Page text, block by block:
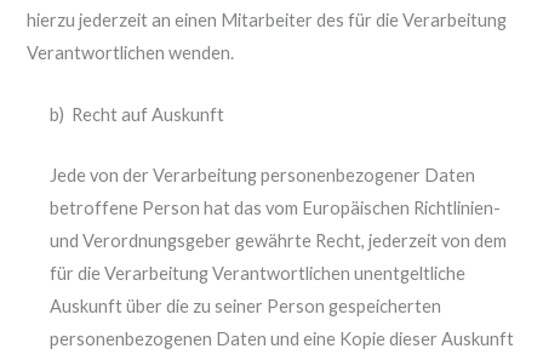
hierzu jederzeit an einen Mitarbeiter des für die Verarbeitung
Verantwortlichen wenden.
b) Recht auf Auskunft
Jede von der Verarbeitung personenbezogener Daten
betroffene Person hat das vom Europäischen Richtlinien-
und Verordnungsgeber gewährte Recht, jederzeit von dem
für die Verarbeitung Verantwortlichen unentgeltliche
Auskunft über die zu seiner Person gespeicherten
personenbezogenen Daten und eine Kopie dieser Auskunft